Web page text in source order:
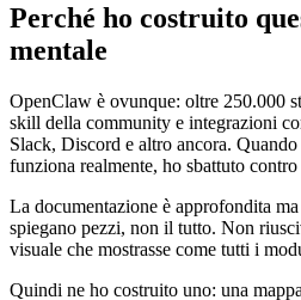
Perché ho costruito
mentale
OpenClaw è ovunque: oltre 250.000
skill della community e integrazioni
Slack, Discord e altro ancora.
funziona realmente, ho sbattuto
La documentazione è approfondita
spiegano pezzi, non il tutto. Non
visuale che mostrasse come tutti i
Quindi ne ho costruito uno: una